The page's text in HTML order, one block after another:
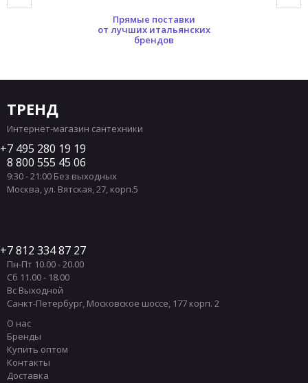
Прямые поставки
от лучших итальянских
брендов
ТРЕНД
Интернет-магазин сантехники
7 495 280 19 19
8 800 555 45 06
9:30 - 21:00 Без выходных
Москва,ул. Вятская, 27, корп.5
7 812 334 87 27
Пн-Пт 10.00 - 20.00
Сб 11.00 - 18.00
Вс Выходной
Санкт-Петербург, Московское шоссе, 177 корп. 2
О нас
Бренды
Купить оптом
Контакты
Доставка